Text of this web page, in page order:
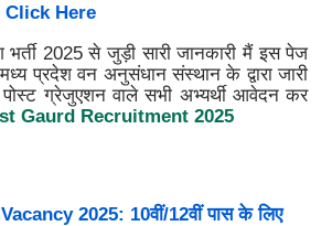
Click Here
भर्ती 2025 से जुड़ी सारी जानकारी मैं इस पेज
प्रदेश वन अनुसंधान संस्थान के द्वारा जारी
पोस्ट ग्रेजुएशन वाले सभी अभ्यर्थी आवेदन कर
Gaurd Recruitment 2025
2025: 10वीं/12वीं पास के लिए